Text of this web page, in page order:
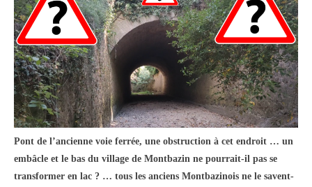
Usucapion…Euh … Oups ?!…
MUR CONSTRUIT SANS
AUTORISATION !? …
Suite LRAR Mme GALOUZEAU à Elie
TROUCHE …
Numériquement votre !
www.montbazin-autrement.com
Pont de l’ancienne voie ferrée, une obstruction à cet endroit … un
embâcle et le bas du village de Montbazin ne pourrait-il pas se
transformer en lac ? … tous les anciens Montbazinois ne le savent-